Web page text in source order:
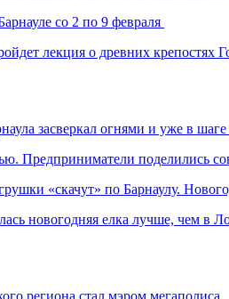
со 2 по 9 февраля
лекция о древних крепостях
засверкал огнями и уже в
Предприниматели поделились
«скачут» по Барнаулу.
новогодняя елка лучше, чем в
региона стал мэром мегаполиса